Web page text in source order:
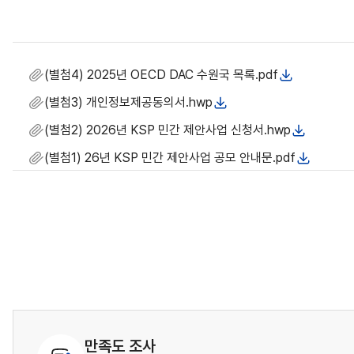
(별첨4) 2025년 OECD DAC 수원국 목록.pdf
(별첨3) 개인정보제공동의서.hwp
(별첨2) 2026년 KSP 민간 제안사업 신청서.hwp
(별첨1) 26년 KSP 민간 제안사업 공모 안내문.pdf
만족도 조사